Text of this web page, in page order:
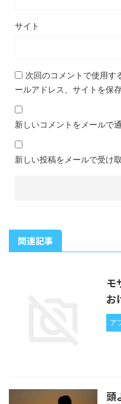
サイト
次回のコメントで使用す
ールアドレス、サイトを保存
新しいコメントをメールで
新しい投稿をメールで受け
関連記事
モ
お
ア
頭